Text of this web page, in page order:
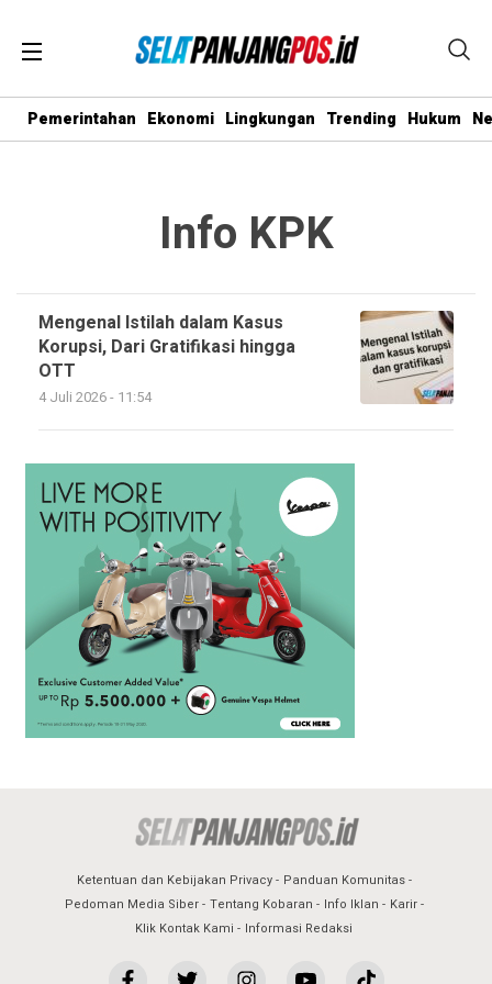
Pemerintahan Ekonomi Lingkungan Trending Hukum
Info KPK
Mengenal Istilah dalam Kasus
Korupsi, Dari Gratifikasi hingga
OTT
4 Juli 2026 - 11:54
Ketentuan dan Kebijakan Privacy
Panduan Komunitas
Pedoman Media Siber
Tentang Kobaran Info Iklan
Karir
Klik Kontak Kami
Informasi Redaksi